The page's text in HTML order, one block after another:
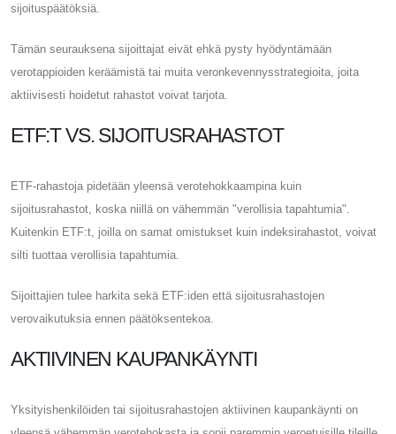
sijoituspäätöksiä.
Tämän seurauksena sijoittajat eivät ehkä pysty hyödyntämään
verotappioiden keräämistä tai muita veronkevennysstrategioita, joita
aktiivisesti hoidetut rahastot voivat tarjota.
ETF:T VS. SIJOITUSRAHASTOT
ETF-rahastoja pidetään yleensä verotehokkaampina kuin
sijoitusrahastot, koska niillä on vähemmän "verollisia tapahtumia".
Kuitenkin ETF:t, joilla on samat omistukset kuin indeksirahastot, voivat
silti tuottaa verollisia tapahtumia.
Sijoittajien tulee harkita sekä ETF:iden että sijoitusrahastojen
verovaikutuksia ennen päätöksentekoa.
AKTIIVINEN KAUPANKÄYNTI
Yksityishenkilöiden tai sijoitusrahastojen aktiivinen kaupankäynti on